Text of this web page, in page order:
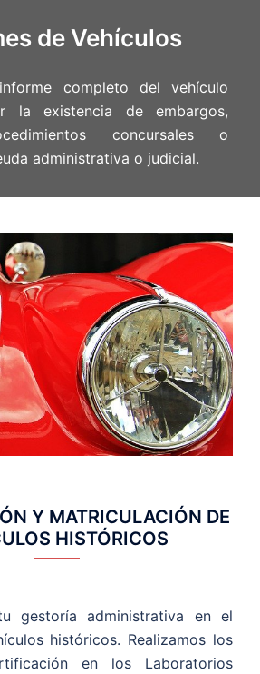
de Vehículos
completo del vehículo
la existencia de embargos,
concursales o
administrativa o judicial.
Y MATRICULACIÓN DE
HISTÓRICOS
gestoría administrativa en el
históricos. Realizamos los
en los Laboratorios